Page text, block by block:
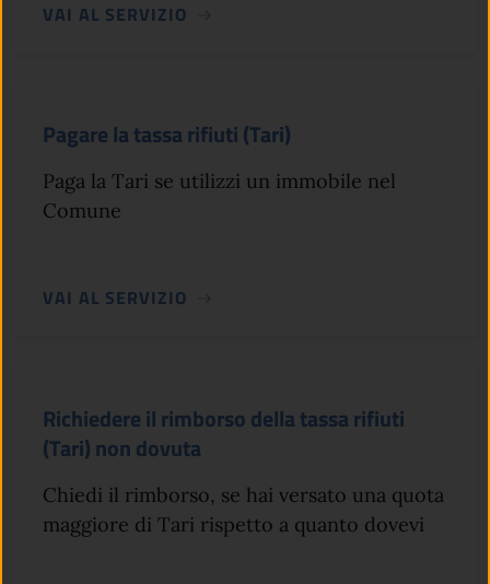
VAI AL SERVIZIO
Pagare la tassa rifiuti (Tari)
Paga la Tari se utilizzi un immobile nel
Comune
VAI AL SERVIZIO
Richiedere il rimborso della tassa rifiuti
(Tari) non dovuta
Chiedi il rimborso, se hai versato una quota
maggiore di Tari rispetto a quanto dovevi